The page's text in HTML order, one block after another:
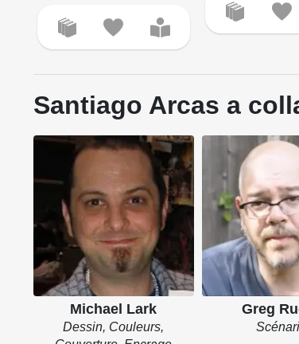
Santiago Arcas a
Michael Lark
Dessin, Couleurs,
Greg